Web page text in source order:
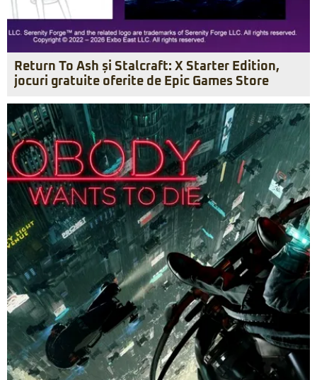
Return To Ash și Stalcraft: X Starter Edition,
jocuri gratuite oferite de Epic Games Store